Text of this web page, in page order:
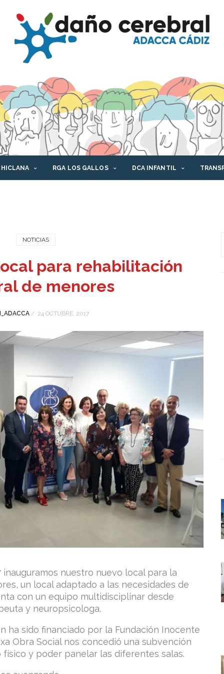
RGA LOS GALLOS DCA INFANTIL
NOTICIAS
para rehabilitación
de menores
/ 24 OCTUBRE, 2017
nuestro nuevo local para la
un local adaptado a las necesidades de
con un equipo multidisciplinar desde
y neuropsicologa.
ha sido financiado por la Fundación Inocente
Obra Social nos concedió una subvención
y poder panelar las diferentes salas.